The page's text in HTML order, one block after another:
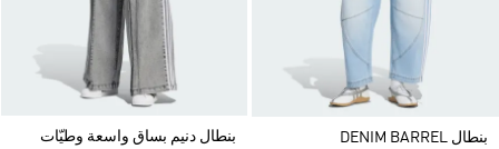
بنطال DENIM BARREL
بنطال دنيم بساق واسعة وطيّات